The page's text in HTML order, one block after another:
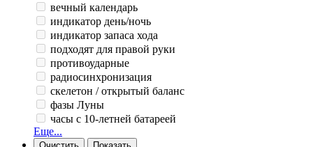
вечный календарь
индикатор день/ночь
индикатор запаса хода
подходят для правой руки
противоударные
радиосинхронизация
скелетон / открытый баланс
фазы Луны
часы с 10-летней батареей
Еще...